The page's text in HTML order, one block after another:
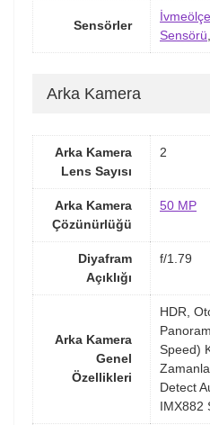
Sensörler
Sensörü
Arka Kamera
Arka Kamera
Lens Sayısı
2
Arka Kamera
Çözünürlüğü
50 MP
Diyafram
Açıklığı
f/1.79
Arka Kamera
Genel
Özellikleri
HDR,
Speed)
Detect
IMX882